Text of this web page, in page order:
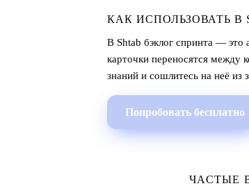
КАК ИСПОЛЬЗОВАТЬ В
В Shtab бэклог спринта — это
карточки переносятся между
знаний и сошлитесь на неё из
Попробовать бесплатно
ЧАСТЫЕ